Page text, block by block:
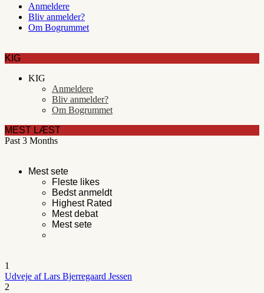
Anmeldere
Bliv anmelder?
Om Bogrummet
KIG
KIG
Anmeldere
Bliv anmelder?
Om Bogrummet
MEST LÆST
Past 3 Months
Mest sete
Fleste likes
Bedst anmeldt
Highest Rated
Mest debat
Mest sete
1
Udveje af Lars Bjerregaard Jessen
2